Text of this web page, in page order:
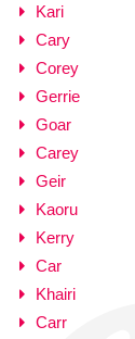
Kari
Cary
Corey
Gerrie
Goar
Carey
Geir
Kaoru
Kerry
Car
Khairi
Carr